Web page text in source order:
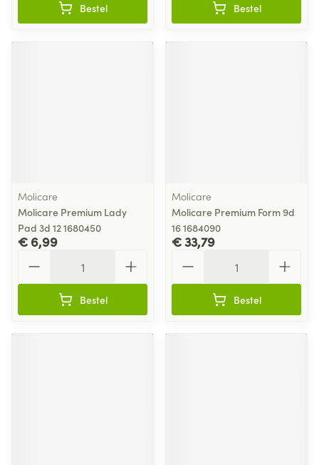
Bestel Bestel
Molicare
Molicare Premium Lady
Pad 3d 12 1680450
€ 6,99
Bestel
Molicare
Molicare Premium Form 9d
16 1684090
€ 33,79
Bestel